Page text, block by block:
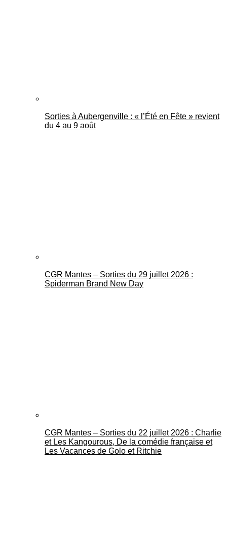
Sorties à Aubergenville : « l’Été en Fête » revient
du 4 au 9 août
CGR Mantes – Sorties du 29 juillet 2026 :
Spiderman Brand New Day
CGR Mantes – Sorties du 22 juillet 2026 : Charlie
et Les Kangourous, De la comédie française et
Les Vacances de Golo et Ritchie